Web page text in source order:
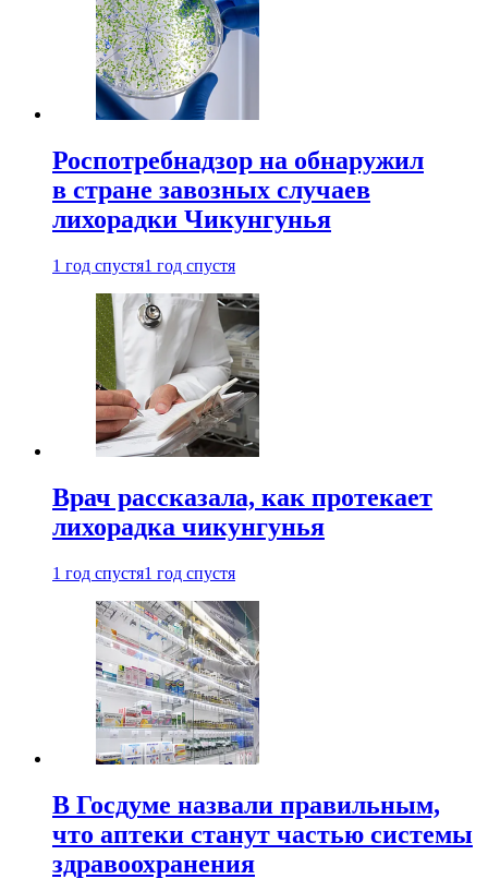
Роспотребнадзор на обнаружил
в стране завозных случаев
лихорадки Чикунгунья
1 год спустя1 год спустя
Врач рассказала, как протекает
лихорадка чикунгунья
1 год спустя1 год спустя
В Госдуме назвали правильным,
что аптеки станут частью системы
здравоохранения